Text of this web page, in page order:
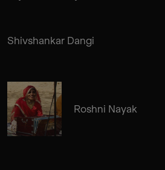
Shivshankar Dangi
Roshni Nayak